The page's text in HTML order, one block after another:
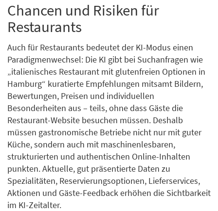
Chancen und Risiken für
Restaurants
Auch für Restaurants bedeutet der KI-Modus einen
Paradigmenwechsel: Die KI gibt bei Suchanfragen wie
„italienisches Restaurant mit glutenfreien Optionen in
Hamburg“ kuratierte Empfehlungen mitsamt Bildern,
Bewertungen, Preisen und individuellen
Besonderheiten aus – teils, ohne dass Gäste die
Restaurant-Website besuchen müssen. Deshalb
müssen gastronomische Betriebe nicht nur mit guter
Küche, sondern auch mit maschinenlesbaren,
strukturierten und authentischen Online-Inhalten
punkten. Aktuelle, gut präsentierte Daten zu
Spezialitäten, Reservierungsoptionen, Lieferservices,
Aktionen und Gäste-Feedback erhöhen die Sichtbarkeit
im KI-Zeitalter.